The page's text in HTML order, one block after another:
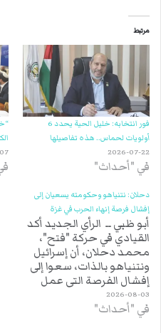
مرتبط
فور انتخابه: خليل الحية يحدد 6
أولويات لحماس.. هذه تفاصيلها
2026-07-22
في "أحداث"
دحلان: نتنياهو وحكومته يسعيان إلى
إفشال فرصة إنهاء الحرب في غزة
أبو ظبي ــ الرأي الجديد أكد
القيادي في حركة "فتح"،
محمد دحلان، أن إسرائيل
ونتنياهو بالذات، سعوا إلى
إفشال الفرصة التي عمل
عليها الرئيس الأميركي،
لإنهاء الحرب في غزة.
وأضاف دحلان في منشور
2026-08-03
في "أحداث"